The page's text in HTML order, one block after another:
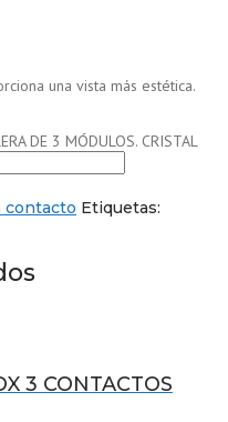
una vista más estética.
DE 3 MÓDULOS. CRISTAL
contacto Etiquetas:
3 CONTACTOS